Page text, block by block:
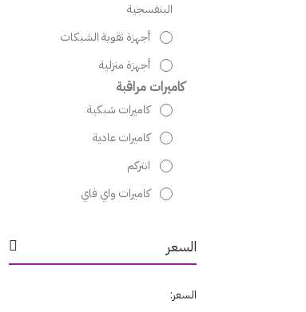
البنفسجية
أجهزة تقوية الشبكات
أجهزة منزلية
كاميرات مراقبة
كاميرات شبكية
كاميرات عادية
انتركم
كاميرات واي فاي
السعر
السعر: